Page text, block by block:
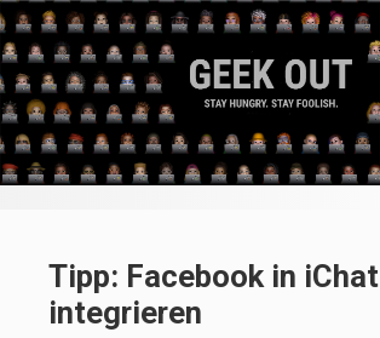
Tipp: Facebook in iChat
integrieren